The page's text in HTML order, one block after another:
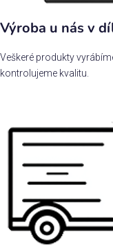
Výroba u nás v
Veškeré produkty
kontrolujeme kvalitu.